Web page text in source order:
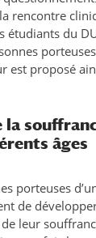
rencontre
étudiants du
porteuses
est proposé
la
âges
porteuses
de
leur